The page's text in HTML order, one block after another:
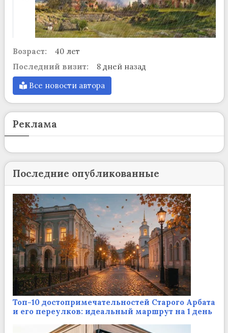
Возраст:
40 лет
Последний визит:
8 дней назад
Все новости автора
Реклама
Последние опубликованные
Топ-10 достопримечательностей Старого Арбата
и его переулков: идеальный маршрут на 1 день